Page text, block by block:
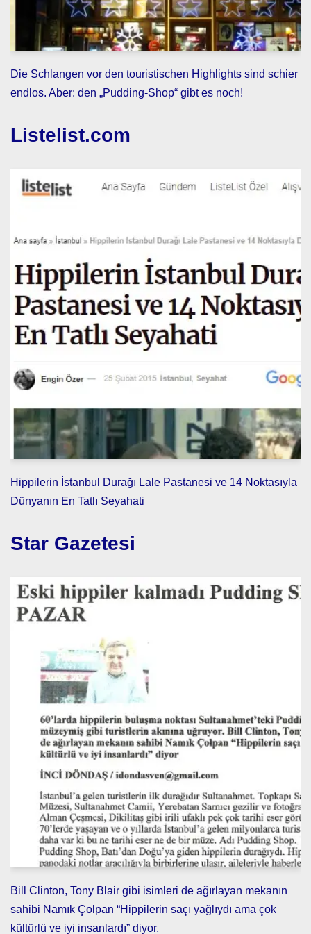
Die Schlangen vor den touristischen Highlights sind schier
endlos. Aber: den „Pudding-Shop“ gibt es noch!
Listelist.com
Hippilerin İstanbul Durağı Lale Pastanesi ve 14 Noktasıyla
Dünyanın En Tatlı Seyahati
Star Gazetesi
Bill Clinton, Tony Blair gibi isimleri de ağırlayan mekanın
sahibi Namık Çolpan “Hippilerin saçı yağlıydı ama çok
kültürlü ve iyi insanlardı” diyor.